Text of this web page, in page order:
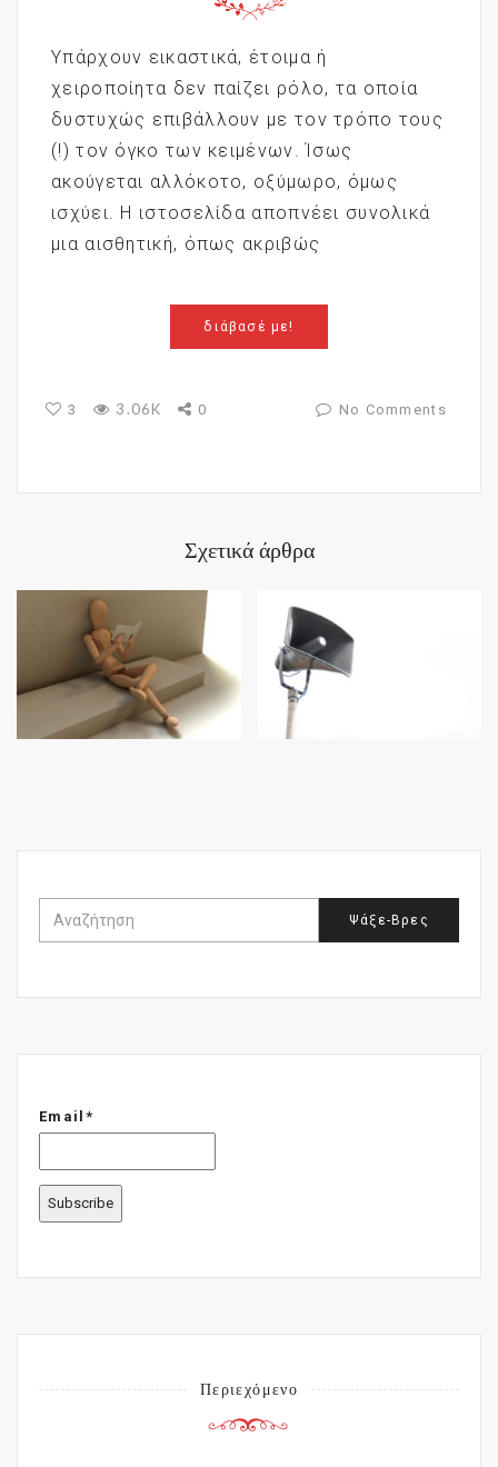
Υπάρχουν εικαστικά, έτοιμα ή
χειροποίητα δεν παίζει ρόλο, τα οποία
δυστυχώς επιβάλλουν με τον τρόπο τους
(!) τον όγκο των κειμένων. Ίσως
ακούγεται αλλόκοτο, οξύμωρο, όμως
ισχύει. Η ιστοσελίδα αποπνέει συνολικά
μια αισθητική, όπως ακριβώς
διάβασέ με!
3 3.06K 0 No Comments
Σχετικά άρθρα
Email*
Περιεχόμενο